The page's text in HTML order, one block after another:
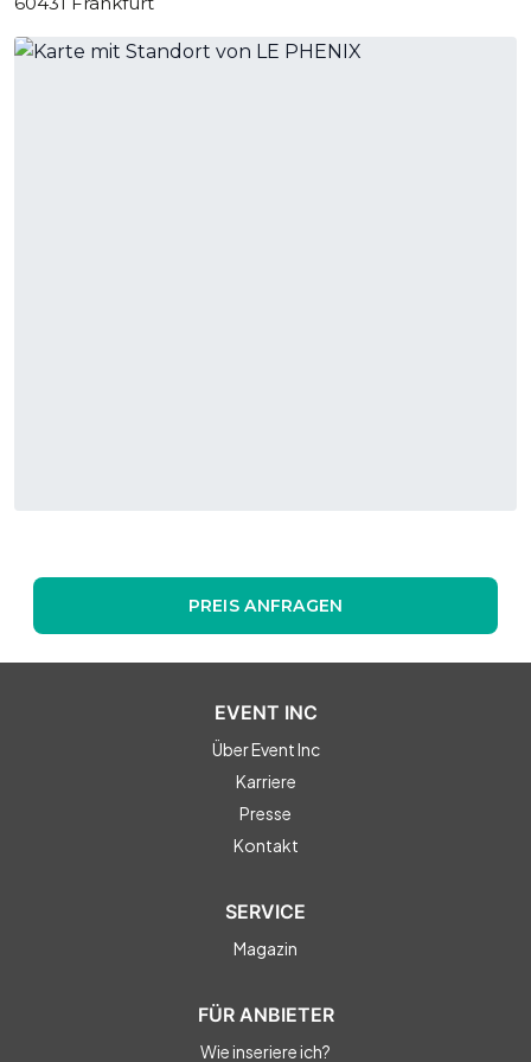
PREIS ANFRAGEN
EVENT INC
Über Event Inc
Karriere
Presse
Kontakt
SERVICE
Magazin
FÜR ANBIETER
Wie inseriere ich?